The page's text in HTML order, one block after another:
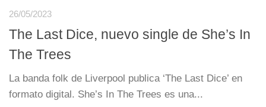
26/05/2023
The Last Dice, nuevo single de She’s In
The Trees
La banda folk de Liverpool publica ‘The Last Dice’ en
formato digital. She’s In The Trees es una...